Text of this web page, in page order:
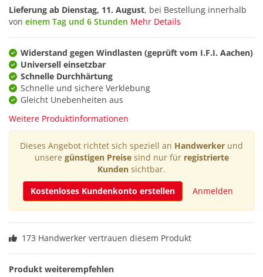
Lieferung ab Dienstag, 11. August, bei Bestellung innerhalb
von einem Tag und 6 Stunden Mehr Details
Widerstand gegen Windlasten (geprüft vom I.F.I. Aachen)
Universell einsetzbar
Schnelle Durchhärtung
Schnelle und sichere Verklebung
Gleicht Unebenheiten aus
Weitere Produktinformationen
Dieses Angebot richtet sich speziell an Handwerker und
unsere günstigen Preisesind nur für registrierte
Kunden sichtbar.
Kostenloses Kundenkonto erstellen
Anmelden
173 Handwerker vertrauen diesem Produkt
Produkt weiterempfehlen